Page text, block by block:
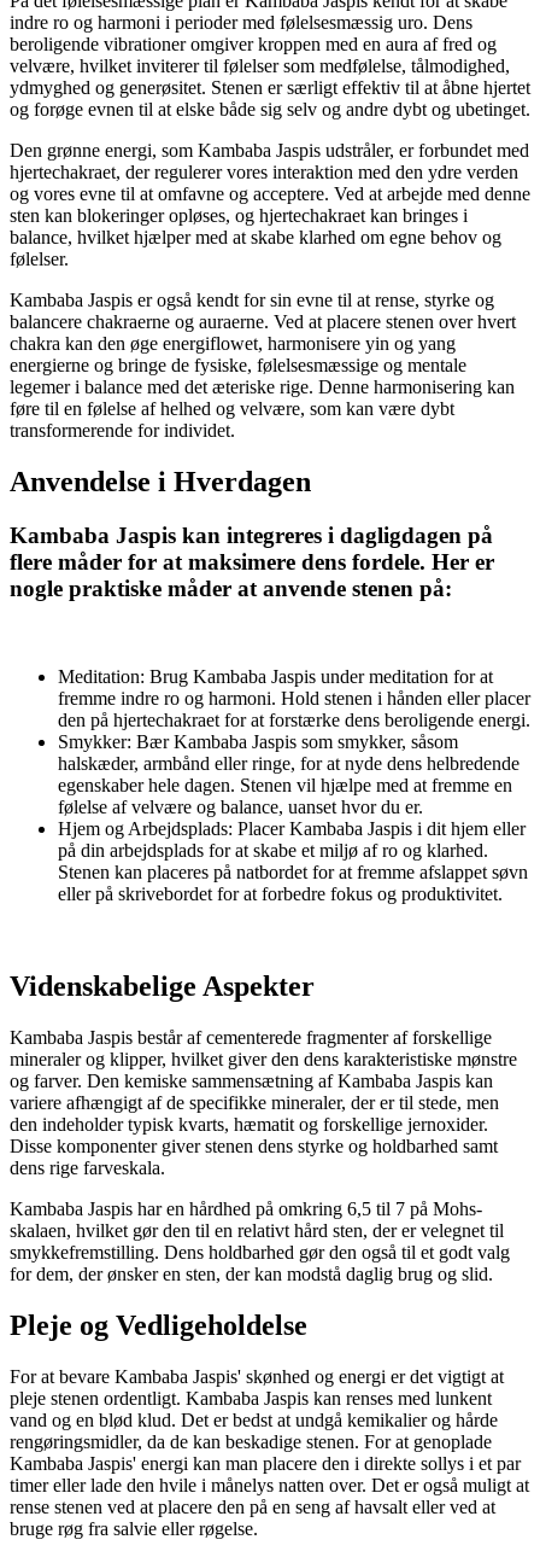
indre ro og harmoni i perioder med følelsesmæssig uro. Dens
beroligende vibrationer omgiver kroppen med en aura af fred og
velvære, hvilket inviterer til følelser som medfølelse, tålmodighed,
ydmyghed og generøsitet. Stenen er særligt effektiv til at åbne hjertet
og forøge evnen til at elske både sig selv og andre dybt og ubetinget.
Den grønne energi, som Kambaba Jaspis udstråler, er forbundet med
hjertechakraet, der regulerer vores interaktion med den ydre verden
og vores evne til at omfavne og acceptere. Ved at arbejde med denne
sten kan blokeringer opløses, og hjertechakraet kan bringes i
balance, hvilket hjælper med at skabe klarhed om egne behov og
følelser.
Kambaba Jaspis er også kendt for sin evne til at rense, styrke og
balancere chakraerne og auraerne. Ved at placere stenen over hvert
chakra kan den øge energiflowet, harmonisere yin og yang
energierne og bringe de fysiske, følelsesmæssige og mentale
legemer i balance med det æteriske rige. Denne harmonisering kan
føre til en følelse af helhed og velvære, som kan være dybt
transformerende for individet.
Anvendelse i Hverdagen
Kambaba Jaspis kan integreres i dagligdagen på
flere måder for at maksimere dens fordele. Her er
nogle praktiske måder at anvende stenen på:
Meditation: Brug Kambaba Jaspis under meditation for at
fremme indre ro og harmoni. Hold stenen i hånden eller placer
den på hjertechakraet for at forstærke dens beroligende energi.
Smykker: Bær Kambaba Jaspis som smykker, såsom
halskæder, armbånd eller ringe, for at nyde dens helbredende
egenskaber hele dagen. Stenen vil hjælpe med at fremme en
følelse af velvære og balance, uanset hvor du er.
Hjem og Arbejdsplads: Placer Kambaba Jaspis i dit hjem eller
på din arbejdsplads for at skabe et miljø af ro og klarhed.
Stenen kan placeres på natbordet for at fremme afslappet søvn
eller på skrivebordet for at forbedre fokus og produktivitet.
Videnskabelige Aspekter
Kambaba Jaspis består af cementerede fragmenter af forskellige
mineraler og klipper, hvilket giver den dens karakteristiske mønstre
og farver. Den kemiske sammensætning af Kambaba Jaspis kan
variere afhængigt af de specifikke mineraler, der er til stede, men
den indeholder typisk kvarts, hæmatit og forskellige jernoxider.
Disse komponenter giver stenen dens styrke og holdbarhed samt
dens rige farveskala.
Kambaba Jaspis har en hårdhed på omkring 6,5 til 7 på Mohs-
skalaen, hvilket gør den til en relativt hård sten, der er velegnet til
smykkefremstilling. Dens holdbarhed gør den også til et godt valg
for dem, der ønsker en sten, der kan modstå daglig brug og slid.
Pleje og Vedligeholdelse
For at bevare Kambaba Jaspis' skønhed og energi er det vigtigt at
pleje stenen ordentligt. Kambaba Jaspis kan renses med lunkent
vand og en blød klud. Det er bedst at undgå kemikalier og hårde
rengøringsmidler, da de kan beskadige stenen. For at genoplade
Kambaba Jaspis' energi kan man placere den i direkte sollys i et par
timer eller lade den hvile i månelys natten over. Det er også muligt at
rense stenen ved at placere den på en seng af havsalt eller ved at
bruge røg fra salvie eller røgelse.